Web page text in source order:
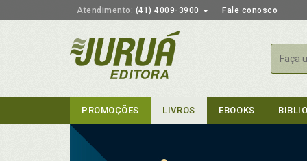
Atendimento: (41) 4009-3900 Fale conosco
PROMOÇÕES LIVROS EBOOKS